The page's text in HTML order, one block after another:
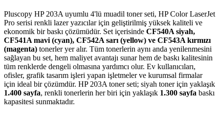
Pluscopy HP 203A uyumlu 4'lü muadil toner seti, HP Color LaserJet
Pro serisi renkli lazer yazıcılar için geliştirilmiş yüksek kaliteli ve
ekonomik bir baskı çözümüdür. Set içerisinde CF540A siyah,
CF541A mavi (cyan), CF542A sarı (yellow) ve CF543A kırmızı
(magenta) tonerler yer alır. Tüm tonerlerin aynı anda yenilenmesini
sağlayan bu set, hem maliyet avantajı sunar hem de baskı kalitesinin
tüm renklerde dengeli olmasına yardımcı olur. Ev kullanıcıları,
ofisler, grafik tasarım işleri yapan işletmeler ve kurumsal firmalar
için ideal bir çözümdür. HP 203A toner seti; siyah toner için yaklaşık
1.400 sayfa, renkli tonerlerin her biri için yaklaşık 1.300 sayfa baskı
kapasitesi sunmaktadır.